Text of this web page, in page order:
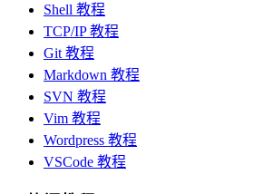
Shell 教程
TCP/IP 教程
Git 教程
Markdown 教程
SVN 教程
Vim 教程
Wordpress 教程
VSCode 教程